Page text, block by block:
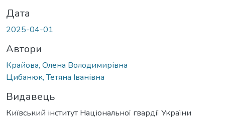
Дата
2025-04-01
Автори
Крайова, Олена Володимирівна
Цибанюк, Тетяна Іванівна
Видавець
Київський інститут Національної гвардії України